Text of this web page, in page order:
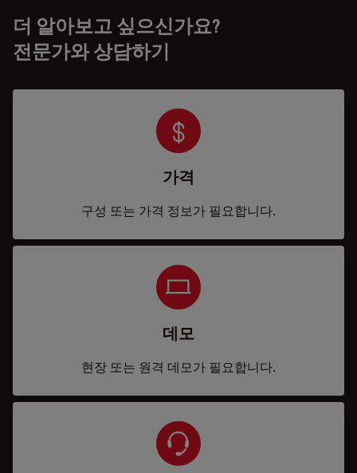
더 알아보고 싶으신가요?
전문가와 상담하기
가격
구성 또는 가격 정보가 필요합니다.
데모
현장 또는 원격 데모가 필요합니다.